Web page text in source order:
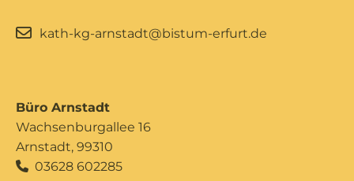
kath-kg-arnstadt@bistum-erfurt.de
Büro Arnstadt
Wachsenburgallee 16
Arnstadt, 99310
 03628 602285